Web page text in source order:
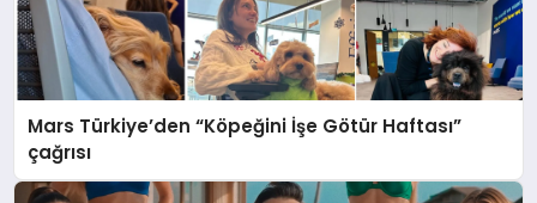
Mars Türkiye’den “Köpeğini İşe Götür Haftası”
çağrısı